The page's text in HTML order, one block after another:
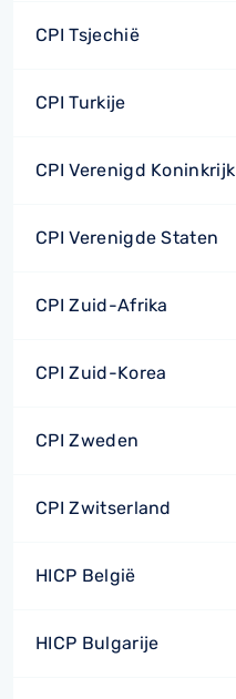
CPI Tsjechië
CPI Turkije
CPI Verenigd Koninkrijk
CPI Verenigde Staten
CPI Zuid-Afrika
CPI Zuid-Korea
CPI Zweden
CPI Zwitserland
HICP België
HICP Bulgarije